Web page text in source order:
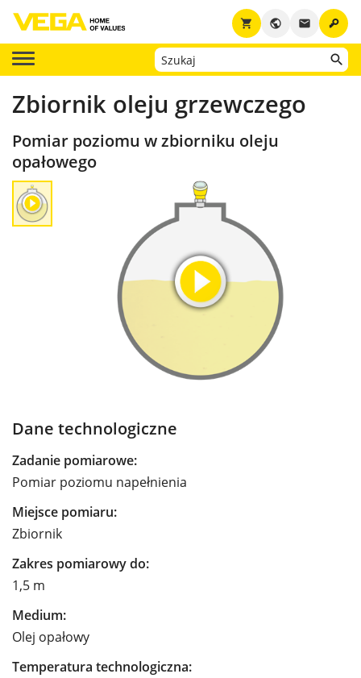
key
email
public
shopping_cart
Zbiornik oleju grzewczego
Pomiar poziomu w zbiorniku oleju
opałowego
Dane technologiczne
Zadanie pomiarowe:
Pomiar poziomu napełnienia
Miejsce pomiaru:
Zbiornik
Zakres pomiarowy do:
1,5 m
Medium:
Olej opałowy
Temperatura technologiczna: